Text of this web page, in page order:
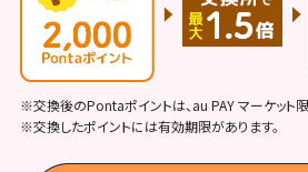
※交換後のPontaポイントは、au PAY マーケット
※交換したポイントには有効期限があります。